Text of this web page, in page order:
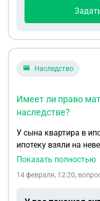
Наследство
Имеет ли право
наследстве?
У сына квартира в
ипотеку взяли на
потом они
невестку.Имеет ли
Показать полностью
14 февраля, 12:20,